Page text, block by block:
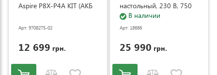
Aspire P8X-P4A KIT (АКБ
Арт: 9708275-02
12 699 грн.
настольный, 230 В, 750
Вт (ZJ4120/1)
В наличии
Арт: 18686
25 990 грн.